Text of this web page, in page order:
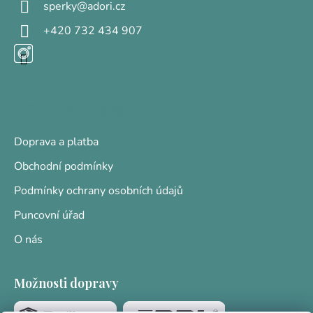
sperky@adori.cz
+420 732 434 907
Doprava a platba
Obchodní podmínky
Podmínky ochrany osobních údajů
Puncovní úřad
O nás
Možnosti dopravy